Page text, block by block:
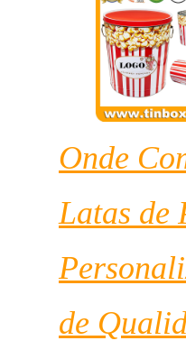
Onde
Latas de
de